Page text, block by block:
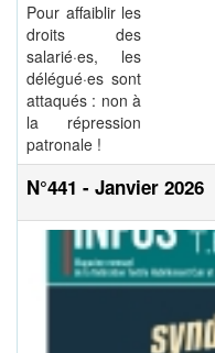
Pour affaiblir les
droits des
salarié·es, les
délégué·es sont
attaqués : non à
la répression
patronale !
N°441 - Janvier 2026